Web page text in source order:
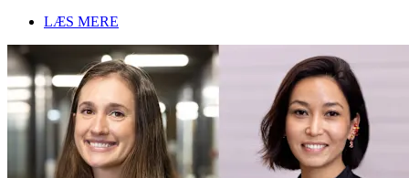
LÆS MERE